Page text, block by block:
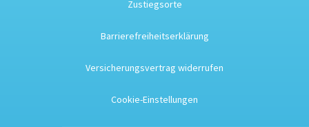
Zustiegsorte
Barrierefreiheitserklärung
Versicherungsvertrag widerrufen
Cookie-Einstellungen